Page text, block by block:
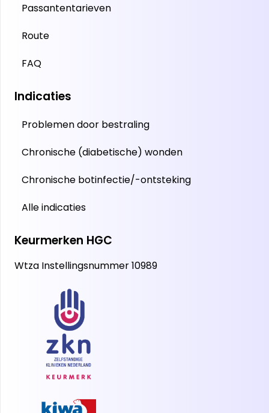
Passantentarieven
Route
FAQ
Indicaties
Problemen door bestraling
Chronische (diabetische) wonden
Chronische botinfectie/-ontsteking
Alle indicaties
Keurmerken HGC
Wtza Instellingsnummer 10989